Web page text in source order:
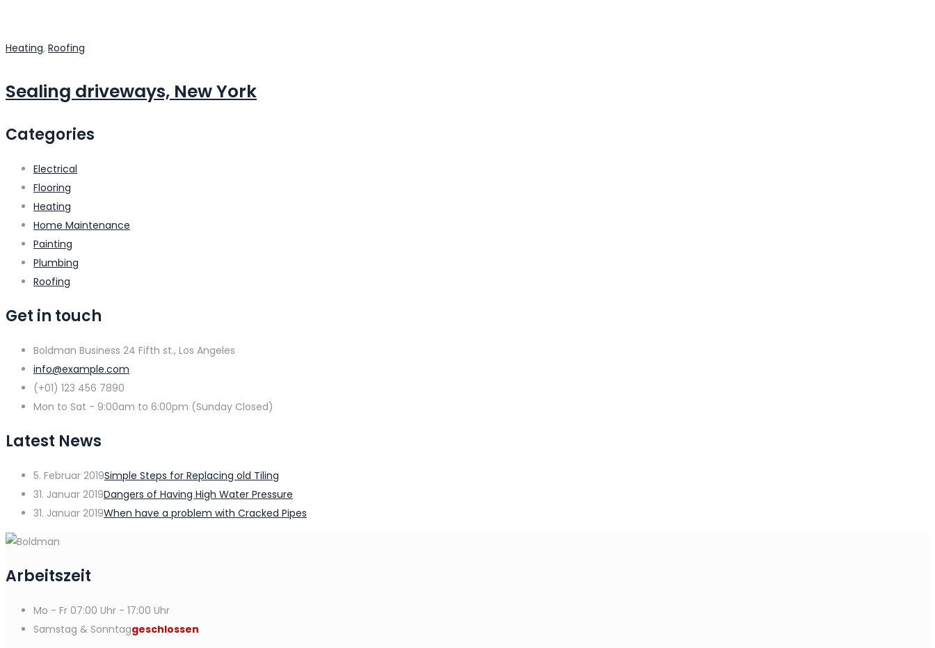
Heating, Roofing
Sealing driveways, New York
Categories
Electrical
Flooring
Heating
Home Maintenance
Painting
Plumbing
Roofing
Get in touch
Boldman Business 24 Fifth st., Los Angeles
info@example.com
(+01) 123 456 7890
Mon to Sat - 9:00am to 6:00pm (Sunday Closed)
Latest News
5. Februar 2019Simple Steps for Replacing old Tiling
31. Januar 2019Dangers of Having High Water Pressure
31. Januar 2019When have a problem with Cracked Pipes
Arbeitszeit
Mo - Fr 07:00 Uhr - 17:00 Uhr
Samstag & Sonntaggeschlossen